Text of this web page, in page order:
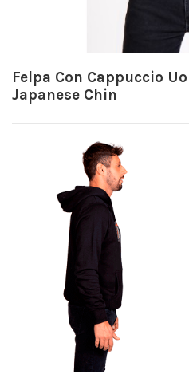
Felpa Con Cappuccio
Japanese Chin